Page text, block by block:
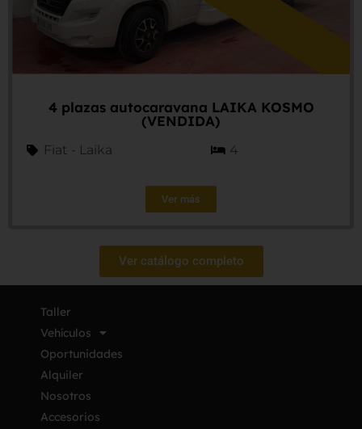
4 plazas autocaravana LAIKA KOSMO
(VENDIDA)
Fiat - Laika 4
Ver más
Ver catálogo completo
Taller
Vehículos
Oportunidades
Alquiler
Nosotros
Accesorios